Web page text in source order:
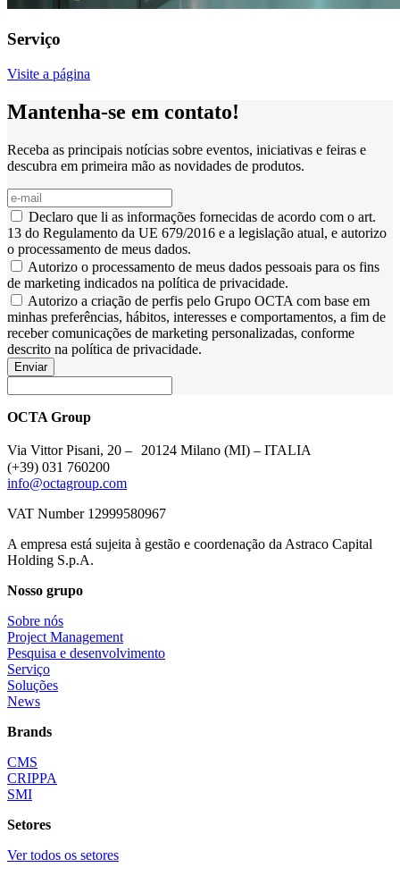
Serviço
Visite a página
Mantenha-se em contato!
Receba as principais notícias sobre eventos, iniciativas e feiras e
descubra em primeira mão as novidades de produtos.
Declaro que li as informações fornecidas de acordo com o art.
13 do Regulamento da UE 679/2016 e a legislação atual, e autorizo
o processamento de meus dados.
Autorizo o processamento de meus dados pessoais para os fins
de marketing indicados na política de privacidade.
Autorizo a criação de perfis pelo Grupo OCTA com base em
minhas preferências, hábitos, interesses e comportamentos, a fim de
receber comunicações de marketing personalizadas, conforme
descrito na política de privacidade.
Enviar
OCTA Group
Via Vittor Pisani, 20 – 20124 Milano (MI) – ITALIA
(+39) 031 760200
info@octagroup.com
VAT Number 12999580967
A empresa está sujeita à gestão e coordenação da Astraco Capital
Holding S.p.A.
Nosso grupo
Sobre nós
Project Management
Pesquisa e desenvolvimento
Serviço
Soluções
News
Brands
CMS
CRIPPA
SMI
Setores
Ver todos os setores